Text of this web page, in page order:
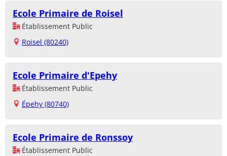
Ecole Primaire de Roisel
Établissement Public
Roisel (80240)
Ecole Primaire d'Epehy
Établissement Public
Épehy (80740)
Ecole Primaire de Ronssoy
Établissement Public